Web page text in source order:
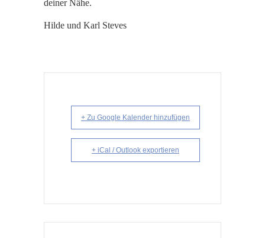
deiner Nähe.
Hilde und Karl Steves
+ Zu Google Kalender hinzufügen
+ iCal / Outlook exportieren